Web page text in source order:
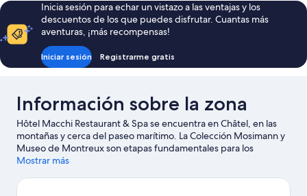
Inicia sesión para echar un vistazo a las ventajas y los
descuentos de los que puedes disfrutar. Cuantas más
aventuras, ¡más recompensas!
Iniciar sesión Registrarme gratis
Información sobre la zona
Hôtel Macchi Restaurant & Spa se encuentra en Châtel, en las
montañas y cerca del paseo marítimo. La Colección Mosimann y
Museo de Montreux son etapas fundamentales para los
aficionados a la cultura en esta región, donde también puedes
buscas unas vacaciones activas. ¿Viajas con niños? Si es así,
Mostrar más